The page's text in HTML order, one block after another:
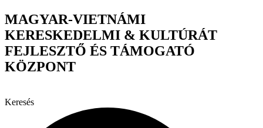
Ugrás
a
tartalomhoz
MAGYAR-VIETNÁMI
KERESKEDELMI & KULTÚRÁT
FEJLESZTŐ ÉS TÁMOGATÓ
KÖZPONT
Keresés